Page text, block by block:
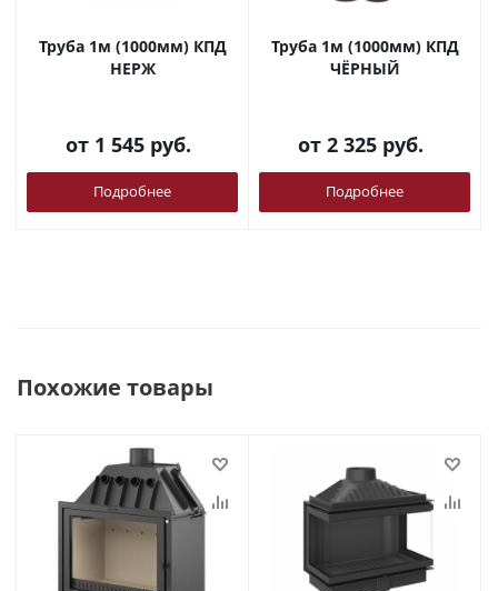
Труба 1м (1000мм) КПД
НЕРЖ
от 1 545 руб.
Подробнее
Труба 1м (1000мм) КПД
ЧЁРНЫЙ
от 2 325 руб.
Подробнее
Похожие товары